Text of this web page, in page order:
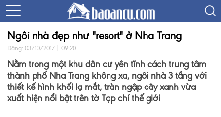
Ngôi nhà đẹp như "resort" ở Nha Trang
Đăng: 03/10/2017 | 09:20
Nằm trong một khu dân cư yên tĩnh cách trung tâm
thành phố Nha Trang không xa, ngôi nhà 3 tầng với
thiết kế hình khối lạ mắt, tràn ngập cây xanh vừa
xuất hiện nổi bật trên tờ Tạp chí thế giới